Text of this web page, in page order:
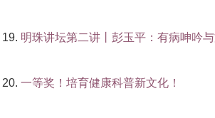
明珠讲坛第二讲丨彭玉平：有病呻吟
一等奖！培育健康科普新文化！